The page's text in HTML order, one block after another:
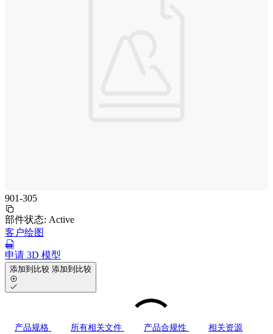
901-305
部件状态: Active
客户绘图
申请 3D 模型
添加到比较 添加到比较
产品规格 所有相关文件 产品合规性
相关资源